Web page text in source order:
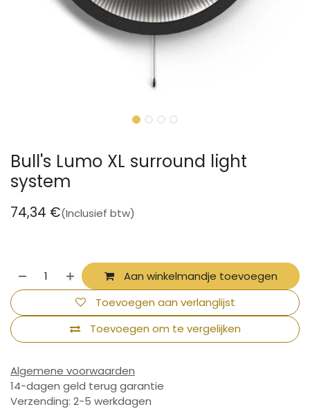
Bull's Lumo XL surround light
system
74,34 €(Inclusief btw)
Aan winkelmandje toevoegen
Toevoegen om te vergelijken
Toevoegen aan verlanglijst
Algemene voorwaarden
14-dagen geld terug garantie
Verzending: 2-5 werkdagen